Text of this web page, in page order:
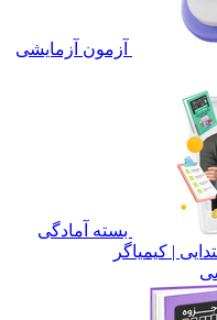
آزمون آزمایشی
بسته آمادگی
| کیمیاگر